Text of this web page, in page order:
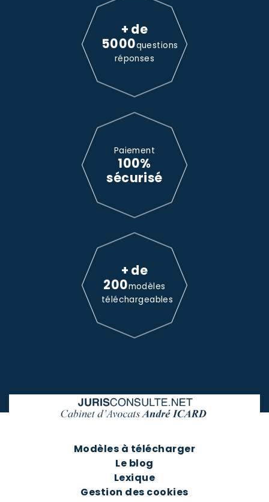
+ de
5000questions
réponses
Paiement
100%
sécurisé
+ de
200modèles
téléchargeables
Modèles à télécharger
Le blog
Lexique
Gestion des cookies